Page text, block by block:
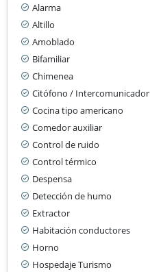
Alarma
Altillo
Amoblado
Bifamiliar
Chimenea
Citófono / Intercomunicador
Cocina tipo americano
Comedor auxiliar
Control de ruido
Control térmico
Despensa
Detección de humo
Extractor
Habitación conductores
Horno
Hospedaje Turismo